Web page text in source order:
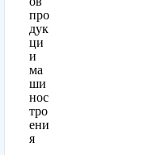
про
дук
ци
и
ма
ши
нос
тро
ени
я